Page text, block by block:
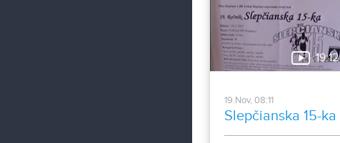
19:12
19.Nov, 08:11
Slepčianska 15-ka